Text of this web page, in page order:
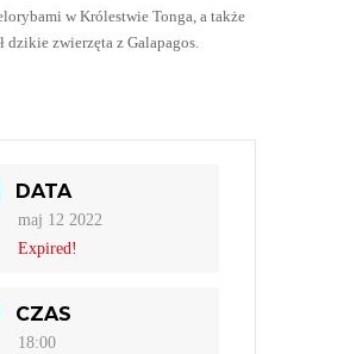
w Królestwie Tonga, a także
dzikie zwierzęta z Galapagos.
DATA
maj 12 2022
Expired!
CZAS
18:00